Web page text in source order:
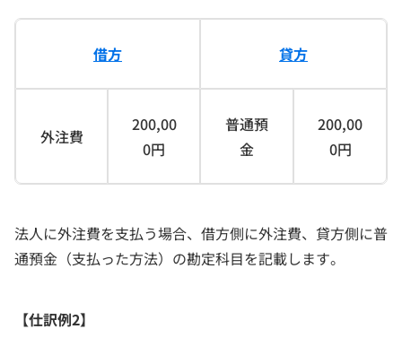
借方 貸方
外注費
200,00
0円
普通預
金
200,00
0円
法人に外注費を支払う場合、借方側に外注費、貸方側に普
通預金（支払った方法）の勘定科目を記載します。
【仕訳例2】